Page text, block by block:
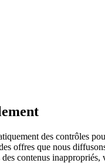
des contrôles
offres que nous
contenus inappropriés,